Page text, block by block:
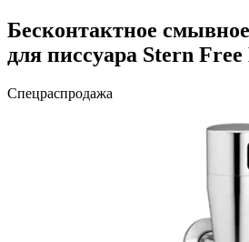
Бесконтактное
для писсуара Stern Free
Спецраспродажа